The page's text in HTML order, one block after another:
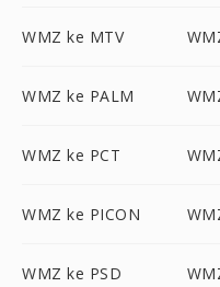
WMZ ke MTV
WMZ ke PALM
WMZ ke PCT
WMZ ke PICON
WMZ ke PSD